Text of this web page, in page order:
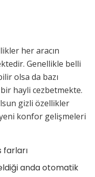
her aracın
Genellikle belli
olsa da bazı
hayli cezbetmekte.
gizli özellikler
yeni konfor gelişmeleri
farları
anda otomatik